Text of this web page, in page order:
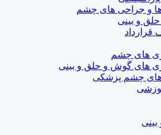
ها و جراحی های چشم
و بینی
های چشم
های گوش و حلق و بینی
چشم پزشکی